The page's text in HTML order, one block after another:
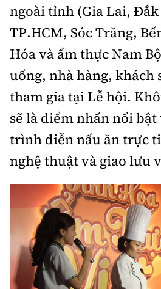
ngoài tỉnh (Gia Lai,
TP.HCM, Sóc Trăng,
Hóa và ẩm thực Nam
uống, nhà hàng, khách
tham gia tại Lễ hội.
sẽ là điểm nhấn nổi
trình diễn nấu ăn trực
nghệ thuật và giao lưu